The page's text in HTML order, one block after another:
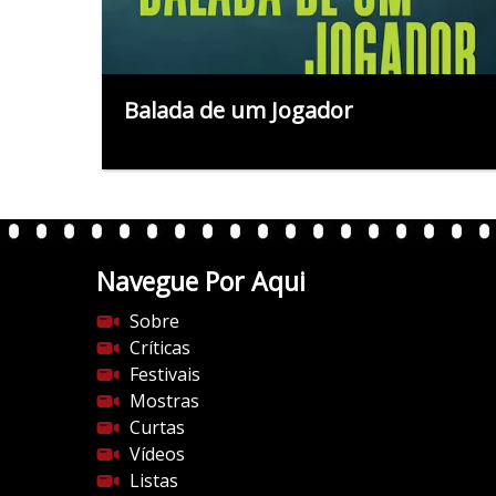
Balada de um Jogador
Navegue Por Aqui
Sobre
Críticas
Festivais
Mostras
Curtas
Vídeos
Listas